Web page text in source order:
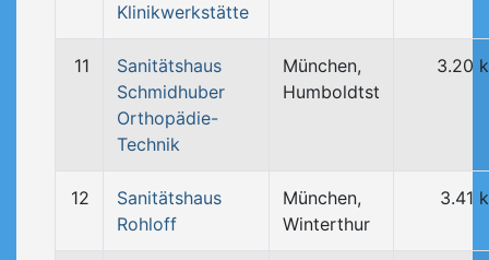
Klinikwerkstätte
11
Sanitätshaus
Schmidhuber
Orthopädie-
Technik
München,
Humboldtst
3.20
12
Sanitätshaus
Rohloff
München,
Winterthur
3.41